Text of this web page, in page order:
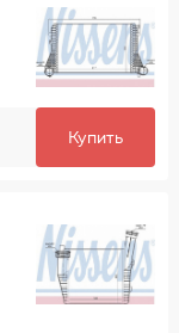
Купить